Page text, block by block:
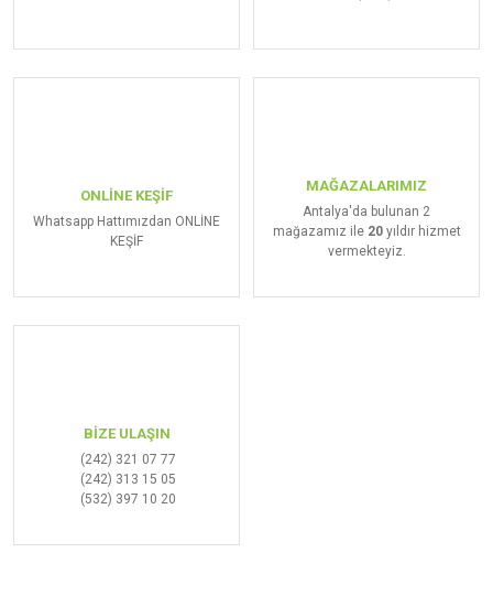
ONLİNE KEŞİF
Whatsapp Hattımızdan ONLİNE
KEŞİF
MAĞAZALARIMIZ
Antalya'da bulunan 2
mağazamız ile 20yıldır hizmet
vermekteyiz.
BİZE ULAŞIN
(242) 321 07 77
(242) 313 15 05
(532) 397 10 20